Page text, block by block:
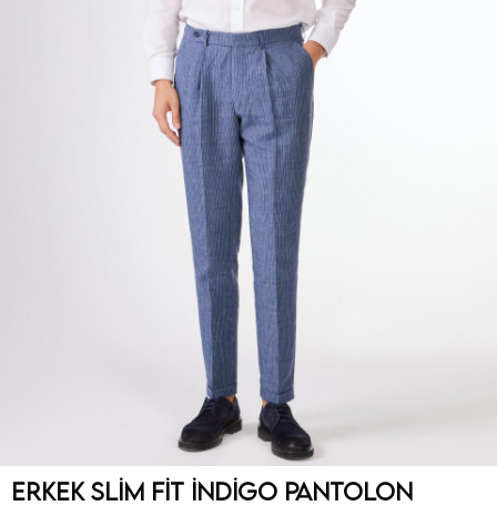
Erkek Slim Fit İndigo Pantolon